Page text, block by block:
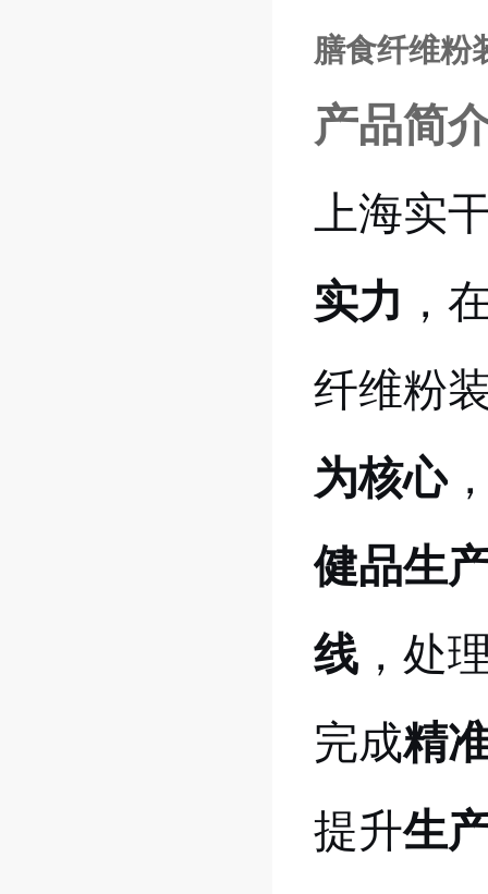
膳食纤维粉
产品简
上海实
实力 ，
纤维粉
为核心
健品生
线 ，处
完成精
提升生